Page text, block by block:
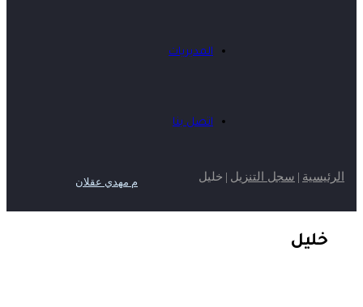
المديريات
اتصل بنا
الرئيسية | سجل التنزيل | خليل
خليل
م مهدي عقلان